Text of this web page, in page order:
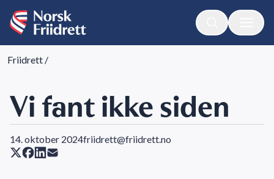
Friidrett /
Vi fant ikke siden
14. oktober 2024friidrett@friidrett.no